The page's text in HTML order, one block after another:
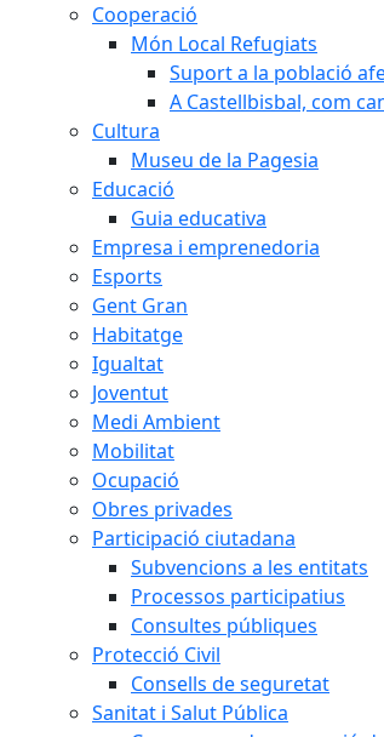
Cooperació
Món Local Refugiats
Suport a la població
A Castellbisbal, com
Cultura
Museu de la Pagesia
Educació
Guia educativa
Empresa i emprenedoria
Esports
Gent Gran
Habitatge
Igualtat
Joventut
Medi Ambient
Mobilitat
Ocupació
Obres privades
Participació ciutadana
Subvencions a les entitats
Processos participatius
Consultes públiques
Protecció Civil
Consells de seguretat
Sanitat i Salut Pública